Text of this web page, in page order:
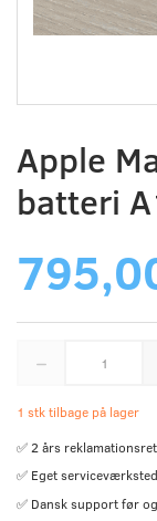
Apple
batteri
1 stk tilbage på lager
✅ 2 års reklamationsret
✅ Eget
✅ Dansk support før